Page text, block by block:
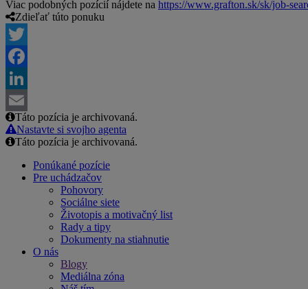
Viac podobných pozícií nájdete na https://www.grafton.sk/sk/job-
Zdieľať túto ponuku
Twitter
Facebook
LinkedIn
Email
Táto pozícia je archivovaná.
Nastavte si svojho agenta
Táto pozícia je archivovaná.
Ponúkané pozície
Pre uchádzačov
Pohovory
Sociálne siete
Životopis a motivačný list
Rady a tipy
Dokumenty na stiahnutie
O nás
Blogy
Mediálna zóna